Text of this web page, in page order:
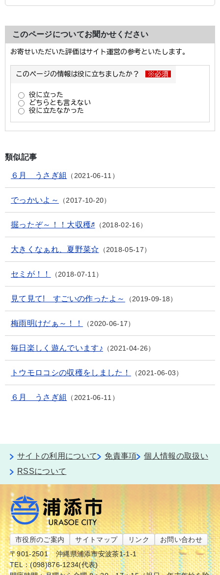
このページについてお聞かせください
類似記事
６月 うさぎ組 2021-06-11
でっかいよ～ 2017-10-20
掘ったぞ～！！大収穫♬ 2018-02-16
大きくなぁれ、夏野菜☆ 2018-05-17
セミが！！ 2018-07-11
見て見て! すごいの作ったよ～ 2019-09-18
梅雨明けだぁ～！！ 2020-06-17
毎日楽しく遊んでいます♪ 2021-04-26
トウモロコシの収穫をしました！ 2021-06-03
６月 うさぎ組 2021-06-11
サイトの利用について 免責事項
個人情報の取扱い
RSSについて
市役所のご案内 サイトマップ リンク
お問い合わせ
〒901-2501
沖縄県浦添市安波茶1-1-1
TEL：(098)876-1234(代表)